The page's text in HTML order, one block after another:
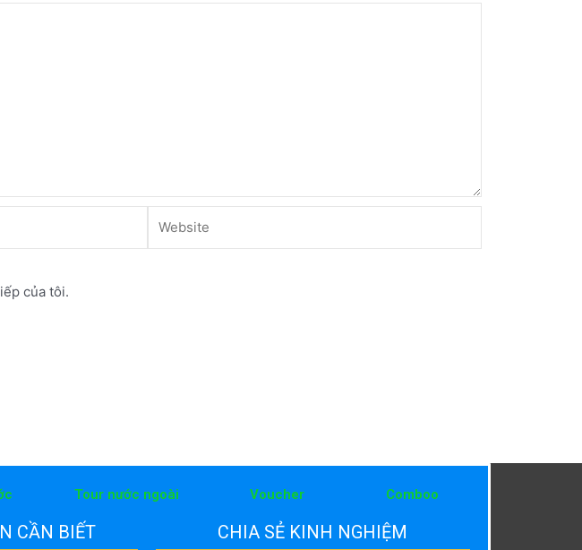
của tôi.
Tour nước ngoài Voucher Comboo
CẦN BIẾT CHIA SẺ KINH NGHIỆM